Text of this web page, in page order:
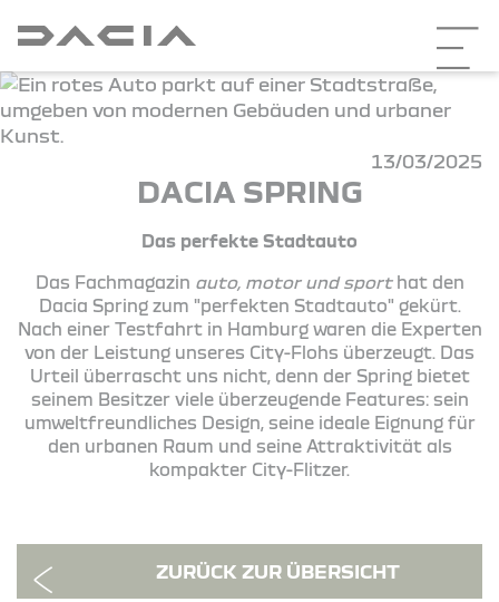
13/03/2025
DACIA SPRING
Das perfekte Stadtauto
Das Fachmagazin auto, motor und sporthat den
Dacia Spring zum "perfekten Stadtauto" gekürt.
Nach einer Testfahrt in Hamburg waren die Experten
von der Leistung unseres City-Flohs überzeugt. Das
Urteil überrascht uns nicht, denn der Spring bietet
seinem Besitzer viele überzeugende Features: sein
umweltfreundliches Design, seine ideale Eignung für
den urbanen Raum und seine Attraktivität als
kompakter City-Flitzer.
ZURÜCK ZUR ÜBERSICHT